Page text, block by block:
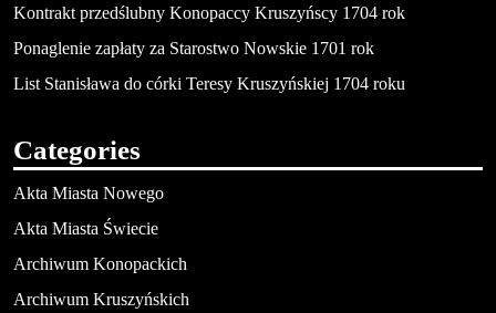
Kontrakt przedślubny Konopaccy Kruszyńscy 1704 rok
Ponaglenie zapłaty za Starostwo Nowskie 1701 rok
List Stanisława do córki Teresy Kruszyńskiej 1704 roku
Categories
Akta Miasta Nowego
Akta Miasta Świecie
Archiwum Konopackich
Archiwum Kruszyńskich